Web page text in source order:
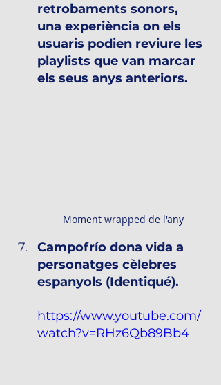
retrobaments sonors,
una experiència on els
usuaris podien reviure les
playlists que van marcar
els seus anys anteriors.
Moment wrapped de l'any
Campofrío dona vida a
personatges cèlebres
espanyols (Identiqué).
https://www.youtube.com/
watch?v=RHz6Qb89Bb4